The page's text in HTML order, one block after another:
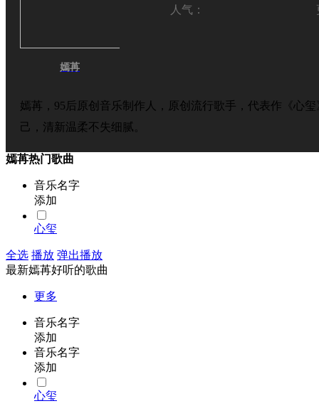
嫣苒
人气：
嫣苒，95后原创音乐制作人，原创流行歌手，代表作《心
己，清新温柔不失细腻。
嫣苒热门歌曲
音乐名字
添加
心玺
全选 播放 弹出播放
最新嫣苒好听的歌曲
更多
音乐名字
添加
音乐名字
添加
心玺